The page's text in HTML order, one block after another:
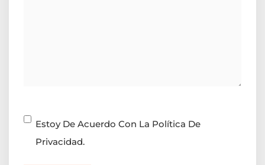
Consentimiento
Estoy De Acuerdo Con La Política De
Privacidad.